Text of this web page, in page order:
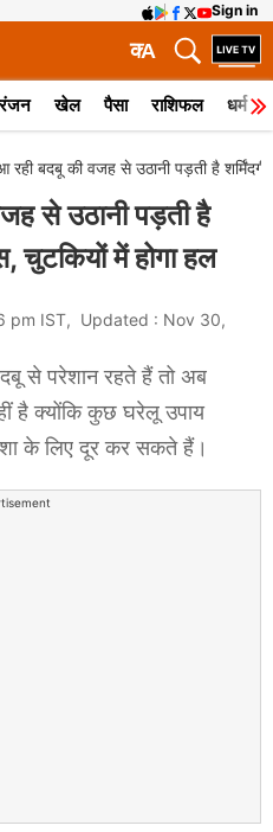
Sign in
A
क
खेल पैसा राशिफल धर्म
बदबू की वजह से उठानी पड़ती है
से उठानी पड़ती है
चुटकियों में होगा हल
pm IST, Updated : Nov 30,
से परेशान रहते हैं तो अब
है क्योंकि कुछ घरेलू उपाय
के लिए दूर कर सकते हैं।